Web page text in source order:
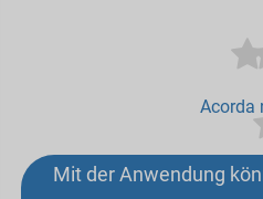
Acorda
Mit der Anwendung